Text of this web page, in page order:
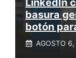
LinkedIn
basura
botón
AGOSTO